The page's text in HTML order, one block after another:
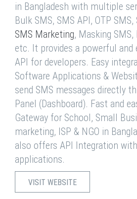
in Bangladesh with multiple
Bulk SMS, SMS API, OTP SMS,
SMS Marketing, Masking
etc. It provides a powerful and
API for developers. Easy
Software Applications &
send SMS messages directly
Panel (Dashboard). Fast and
Gateway for School, Small
marketing, ISP & NGO in
also offers API Integration
applications.
VISIT WEBSITE